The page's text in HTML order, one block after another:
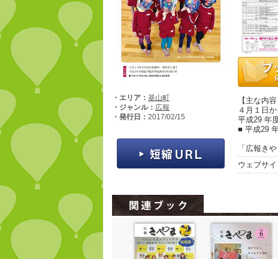
・エリア： 基山町
・ジャンル： 広報
・発行日： 2017/02/15
【主な内容
４月１日
平成29 年
■ 平成29
「広報き
ウェブサイ